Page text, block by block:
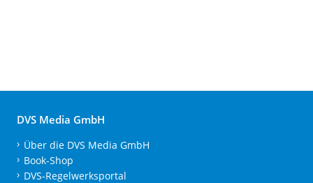
DVS Media GmbH
Über die DVS Media GmbH
Book-Shop
DVS-Regelwerksportal